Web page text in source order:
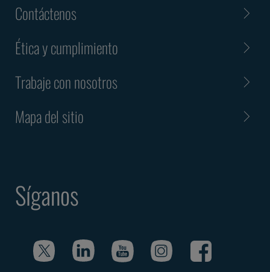
Contáctenos
Ética y cumplimiento
Trabaje con nosotros
Mapa del sitio
Síganos